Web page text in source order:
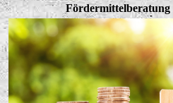
Fördermittelberatung